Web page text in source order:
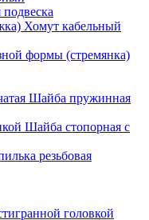
подвеска
Хомут кабельный
формы (стремянка)
Шайба пружинная
Шайба стопорная с
резьбовая